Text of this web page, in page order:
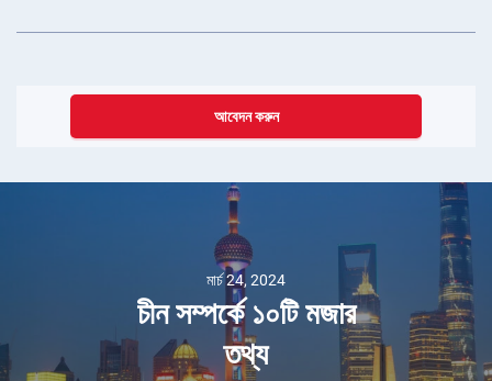
আবেদন করুন
মার্চ 24, 2024
চীন সম্পর্কে ১০টি মজার
তথ্য